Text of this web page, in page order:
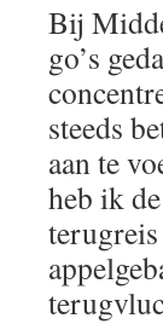
Bij
go’s
steeds
aan te
heb ik